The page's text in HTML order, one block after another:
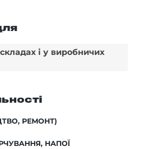
і у виробничих
РЕМОНТ)
НАПОЇ